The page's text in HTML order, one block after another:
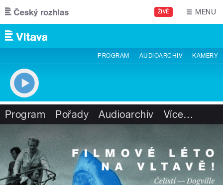
Přejít k hlavnímu obsahu
ŽIVĚ MENU
PROGRAM AUDIOARCHIV KAMERY
Program Pořady Audioarchiv Více…